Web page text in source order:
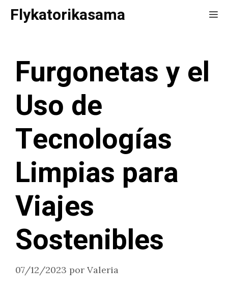
SaltarFlykatorikasama
Furgonetas y el
Uso de
Tecnologías
Limpias para
Viajes
Sostenibles
07/12/2023 por Valeria